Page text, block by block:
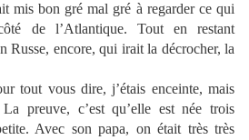
mis bon gré mal gré à regarder ce qui
de l’Atlantique. Tout en restant
Russe, encore, qui irait la décrocher, la
tout vous dire, j’étais enceinte, mais
preuve, c’est qu’elle est née trois
Avec son papa, on était très très